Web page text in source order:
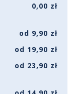
0,00 zł
od 9,90 zł
od 19,90 zł
od 23,90 zł